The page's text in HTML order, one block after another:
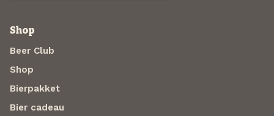
Shop
Beer Club
Shop
Bierpakket
Bier cadeau